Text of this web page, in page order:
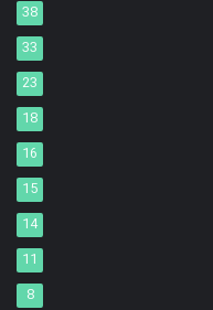
38
33
23
18
16
15
14
11
8